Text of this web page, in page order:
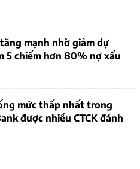
mạnh nhờ giảm dự
5 chiếm hơn 80% nợ xấu
mức thấp nhất trong
được nhiều CTCK đánh